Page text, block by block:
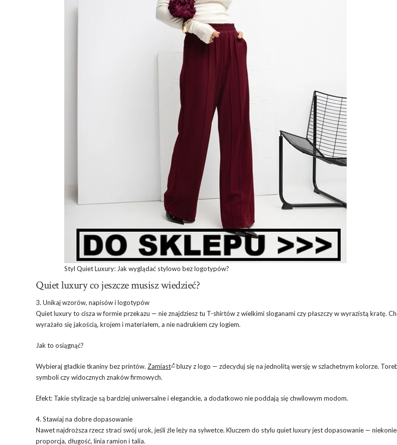
Styl Quiet Luxury: Jak wyglądać stylowo bez logotypów?
Quiet luxury co jeszcze musisz wiedzieć?
3. Unikaj wzorów, napisów i logotypów
Quiet luxury to cisza w formie przekazu — nie znajdziesz tu T-shirtów z wielkimi sloganami czy płaszczy w wyrazistą kratę.
wyrażało się jakością, krojem i materiałem, a nie nadrukiem czy logiem.
Jak to osiągnąć?
Wybieraj gładkie tkaniny bez printów. Zamiast
bluzy z logo — zdecyduj się na jednolitą wersję w szlachetnym kolorze.
symboli czy widocznych znaków firmowych.
Efekt: Takie stylizacje są bardziej uniwersalne i eleganckie, a dodatkowo nie poddają się chwilowym modom.
4. Stawiaj na dobre dopasowanie
Nawet najdroższa rzecz straci swój urok, jeśli źle leży na sylwetce. Kluczem do stylu quiet luxury jest dopasowanie —
proporcja, długość, linia ramion i talia.